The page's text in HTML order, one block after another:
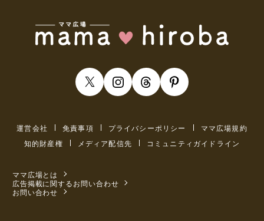
運営会社 免責事項 プライバシーポリシー
ママ広場規約
知的財産権
メディア配信先 コミュニティガイドライン
ママ広場とは
広告掲載に関するお問い合わせ
お問い合わせ